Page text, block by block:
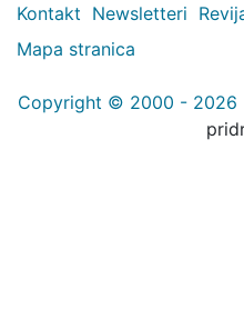
Kontakt Newsletteri
Mapa stranica
Copyright © 2000 - 2026